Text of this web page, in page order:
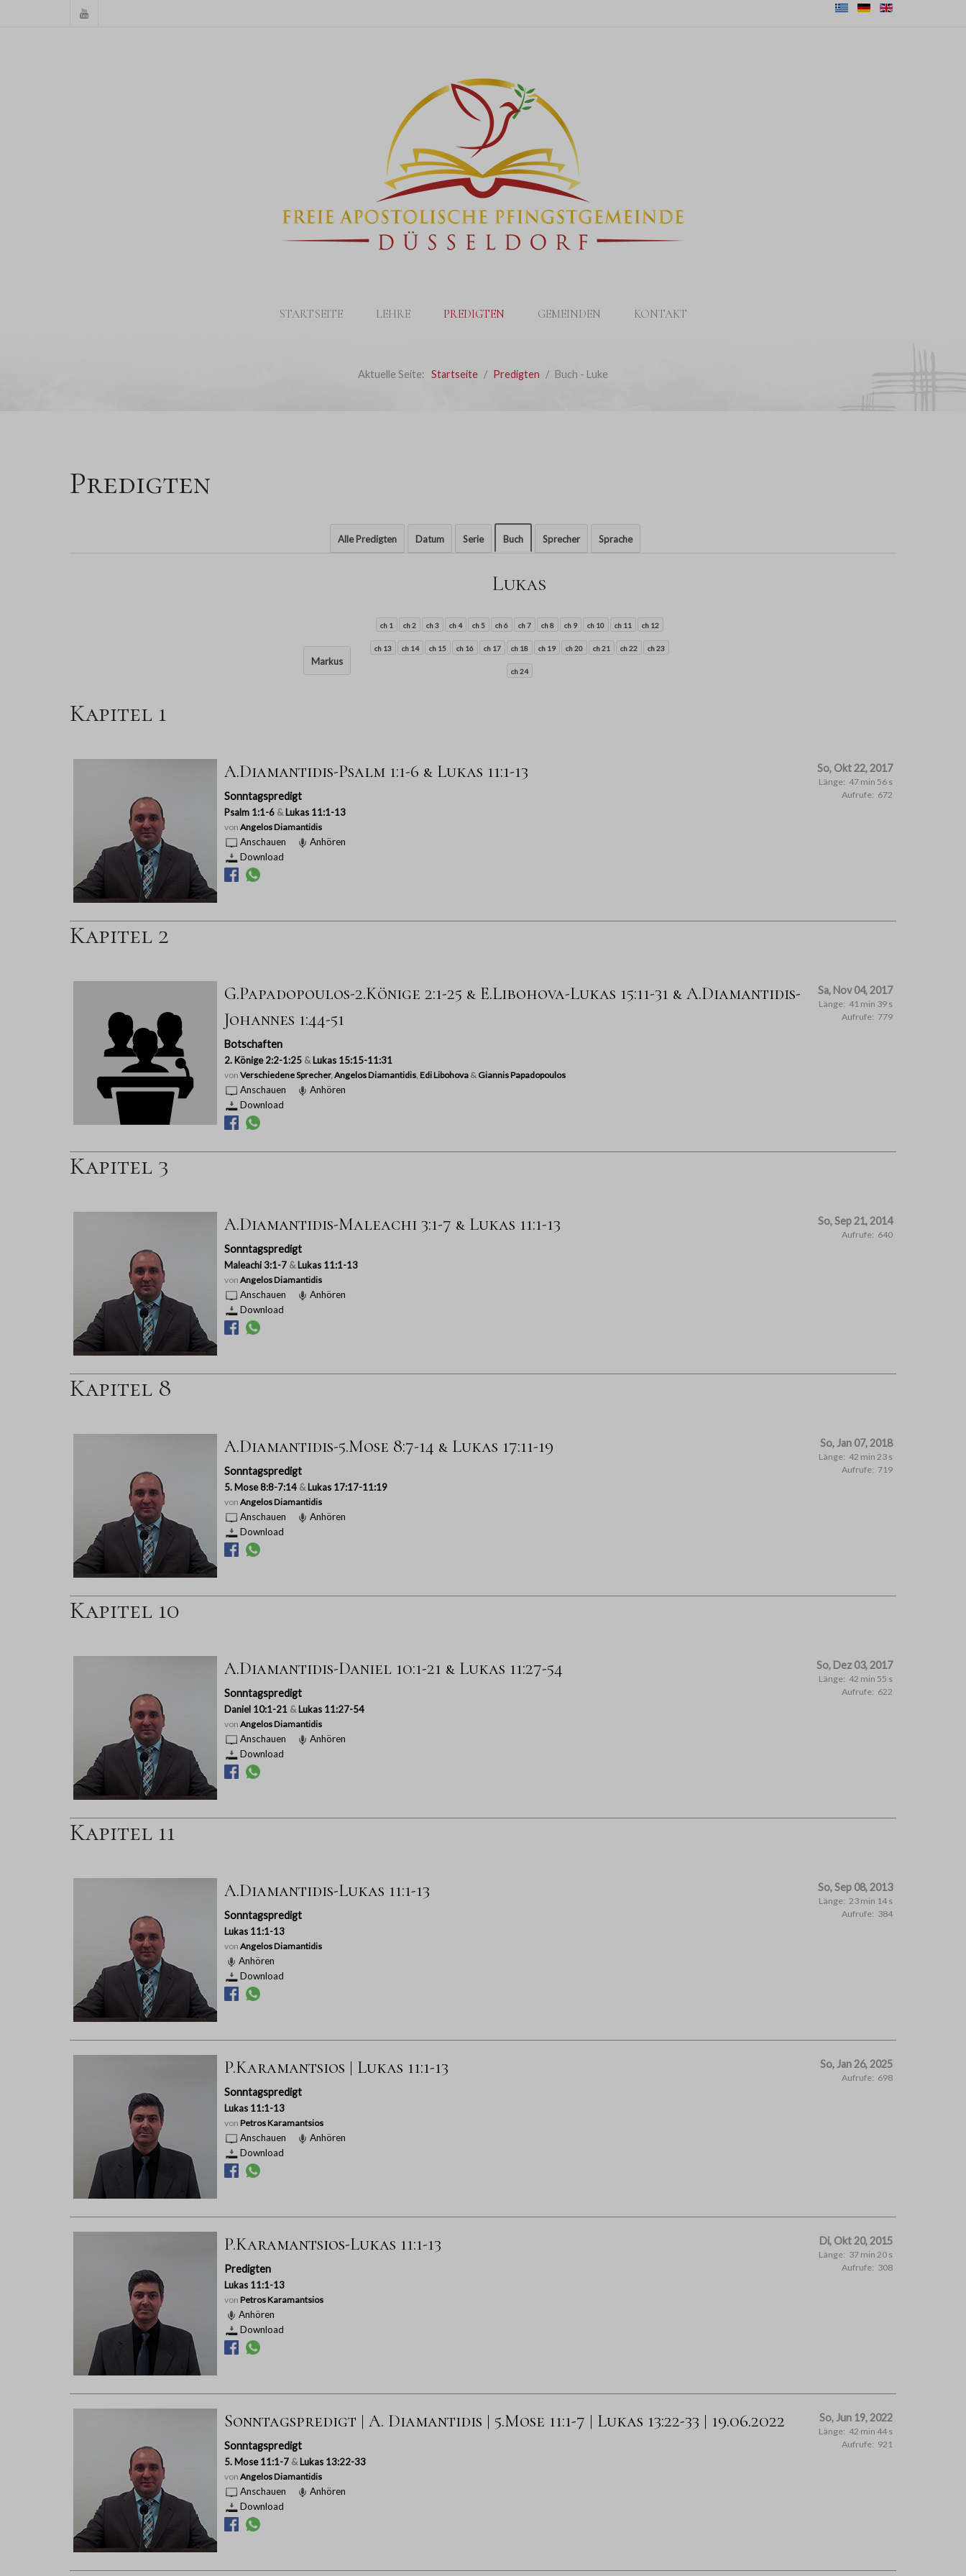
STARTSEITE LEHRE PREDIGTEN GEMEINDEN KONTAKT
Aktuelle Seite: Startseite Predigten Buch - Luke
Predigten
Alle Predigten Datum Serie Buch Sprecher Sprache
Markus
Lukas
ch 1 ch 2 ch 3 ch 4 ch 5 ch 6 ch 7 ch 8 ch 9 ch 10 ch 11 ch 12
ch 13 ch 14 ch 15 ch 16 ch 17 ch 18 ch 19 ch 20 ch 21 ch 22 ch 23
ch 24
Kapitel 1
So, Okt 22, 2017
Länge: 47 min 56 s
Aufrufe: 672
A.Diamantidis-Psalm 1:1-6 & Lukas 11:1-13
Sonntagspredigt
Psalm 1:1-6 & Lukas 11:1-13
von Angelos Diamantidis
Anschauen
Anhören
Download
Kapitel 2
Sa, Nov 04, 2017
Länge: 41 min 39 s
Aufrufe: 779
G.Papadopoulos-2.Könige 2:1-25 & E.Libohova-Lukas 15:11-31 & A.Diamantidis-
Johannes 1:44-51
Botschaften
2. Könige 2:2-1:25 & Lukas 15:15-11:31
von Verschiedene Sprecher,Angelos Diamantidis,Edi Libohova &Giannis Papadopoulos
Anschauen
Anhören
Download
Kapitel 3
So, Sep 21, 2014
Aufrufe: 640
A.Diamantidis-Maleachi 3:1-7 & Lukas 11:1-13
Sonntagspredigt
Maleachi 3:1-7 & Lukas 11:1-13
von Angelos Diamantidis
Anschauen
Anhören
Download
Kapitel 8
So, Jan 07, 2018
Länge: 42 min 23 s
Aufrufe: 719
A.Diamantidis-5.Mose 8:7-14 & Lukas 17:11-19
Sonntagspredigt
5. Mose 8:8-7:14 & Lukas 17:17-11:19
von Angelos Diamantidis
Anschauen
Anhören
Download
Kapitel 10
So, Dez 03, 2017
Länge: 42 min 55 s
Aufrufe: 622
A.Diamantidis-Daniel 10:1-21 & Lukas 11:27-54
Sonntagspredigt
Daniel 10:1-21 & Lukas 11:27-54
von Angelos Diamantidis
Anschauen
Anhören
Download
Kapitel 11
So, Sep 08, 2013
Länge: 23 min 14 s
Aufrufe: 384
A.Diamantidis-Lukas 11:1-13
Sonntagspredigt
Lukas 11:1-13
von Angelos Diamantidis
Anhören
Download
So, Jan 26, 2025
Aufrufe: 698
P.Karamantsios | Lukas 11:1-13
Sonntagspredigt
Lukas 11:1-13
von Petros Karamantsios
Anschauen
Anhören
Download
Di, Okt 20, 2015
Länge: 37 min 20 s
Aufrufe: 308
P.Karamantsios-Lukas 11:1-13
Predigten
Lukas 11:1-13
von Petros Karamantsios
Anhören
Download
So, Jun 19, 2022
Länge: 42 min 44 s
Aufrufe: 921
Sonntagspredigt | A. Diamantidis | 5.Mose 11:1-7 | Lukas 13:22-33 | 19.06.2022
Sonntagspredigt
5. Mose 11:1-7 & Lukas 13:22-33
von Angelos Diamantidis
Anschauen
Anhören
Download